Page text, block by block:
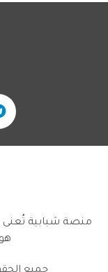
منصة شبابية تُعنى